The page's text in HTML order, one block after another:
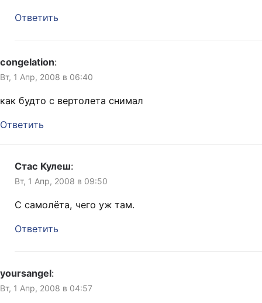
Ответить
congelation:
Вт, 1 Апр, 2008 в 06:40
как будто с вертолета снимал
Ответить
Стас Кулеш:
Вт, 1 Апр, 2008 в 09:50
С самолёта, чего уж там.
Ответить
yoursangel:
Вт, 1 Апр, 2008 в 04:57